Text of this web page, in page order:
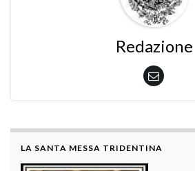
Redazione
LA SANTA MESSA TRIDENTINA